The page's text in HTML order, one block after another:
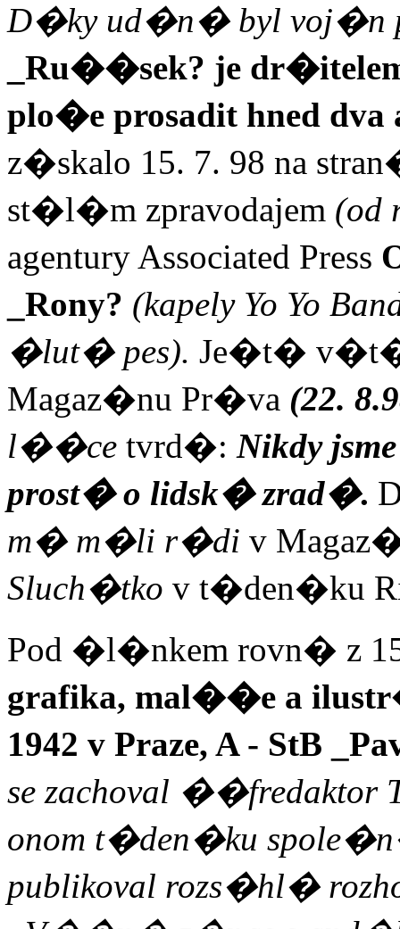
D�ky ud�n� byl voj�n
_Ru��sek? je
plo�e prosadit hned dva
z�skalo 15. 7. 98 na
st�l�m zpravodajem (od
agentury Associated Press
_Rony? (kapely Yo Yo
�lut� pes). Je�t�
Magaz�nu Pr�va (22.
l��ce tvrd�: Nikdy
prost� o lidsk� zrad�.
m� m�li r�di v
Sluch�tko v t�den�ku
Pod �l�nkem rovn� z
grafika, mal��e a
1942 v Praze, A - StB
se zachoval
onom t�den�ku
publikoval rozs�hl�